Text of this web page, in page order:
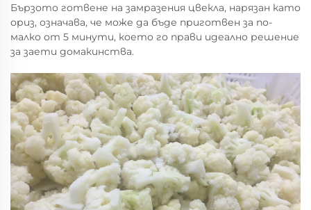
Бързото готвене на замразения цвекла, нарязан като
ориз, означава, че може да бъде приготвен за по-
малко от 5 минути, което го прави идеално решение
за заети домакинства.